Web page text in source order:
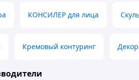
Усе добре
КОНСИЛЕР для лица
Кремовый контуринг